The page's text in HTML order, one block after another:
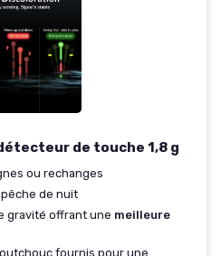
de touche 1,8 g
ou rechanges
de nuit
gravité offrant une meilleure
fournis pour une